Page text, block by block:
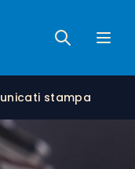
RicercaApri
stampa